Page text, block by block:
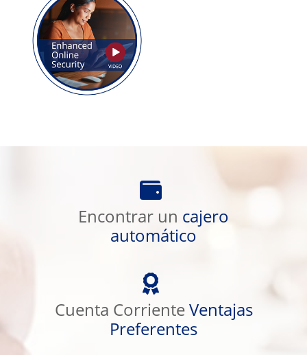
Encontrar un cajero
automático
un
cajero
automático
Cuenta CorrienteVentajas
Preferentes
Cuenta
Corriente
Ventajas
Preferentes